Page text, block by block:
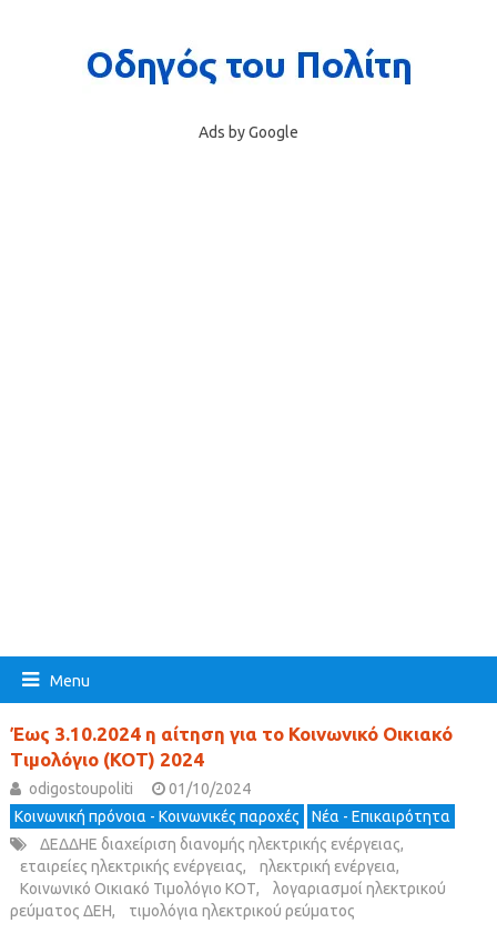
Ads by Google
Menu
Έως 3.10.2024 η αίτηση για το Κοινωνικό Οικιακό
Τιμολόγιο (ΚΟΤ) 2024
odigostoupoliti
01/10/2024
Κοινωνική πρόνοια - Κοινωνικές παροχές
Νέα - Επικαιρότητα
ΔΕΔΔΗΕ διαχείριση διανομής ηλεκτρικής ενέργειας,
εταιρείες ηλεκτρικής ενέργειας, ηλεκτρική ενέργεια,
Κοινωνικό Οικιακό Τιμολόγιο ΚΟΤ,
λογαριασμοί ηλεκτρικού
ρεύματος ΔΕΗ, τιμολόγια ηλεκτρικού ρεύματος